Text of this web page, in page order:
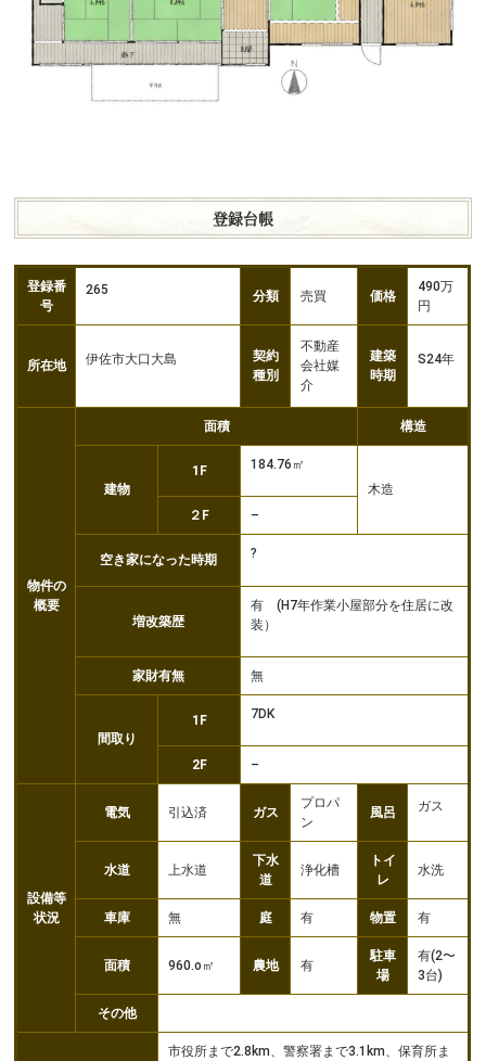
登録台帳
登録番
号
265 分類 売買 価格
490万
円
所在地 伊佐市大口大島
契約
種別
不動産
会社媒
介
建築
時期
S24年
物件の
概要
面積 構造
建物
1F
184.76㎡
木造
２F
–
空き家になった時期 ?
増改築歴
有 (H7年作業小屋部分を住居に改
装）
家財有無 無
間取り
1F 7DK
2F –
設備等
状況
電気 引込済 ガス
プロパ
ン
風呂 ガス
水道 上水道
下水
道
浄化槽
トイ
レ
水洗
車庫 無 庭 有 物置 有
面積 960.o㎡ 農地 有
駐車
場
有(2〜
3台)
その他
市役所まで2.8km、警察署まで3.1km、保育所ま